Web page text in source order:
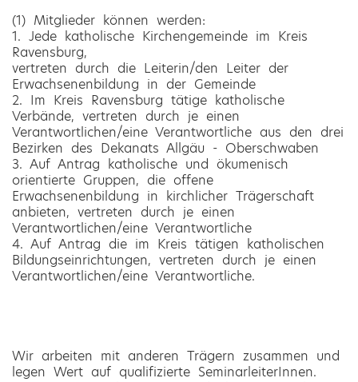
(1) Mitglieder können werden:
1. Jede katholische Kirchengemeinde im Kreis
Ravensburg,
vertreten durch die Leiterin/den Leiter der
Erwachsenenbildung in der Gemeinde
2. Im Kreis Ravensburg tätige katholische
Verbände, vertreten durch je einen
Verantwortlichen/eine Verantwortliche aus den drei
Bezirken des Dekanats Allgäu - Oberschwaben
3. Auf Antrag katholische und ökumenisch
orientierte Gruppen, die offene
Erwachsenenbildung in kirchlicher Trägerschaft
anbieten, vertreten durch je einen
Verantwortlichen/eine Verantwortliche
4. Auf Antrag die im Kreis tätigen katholischen
Bildungseinrichtungen, vertreten durch je einen
Verantwortlichen/eine Verantwortliche.
Wir arbeiten mit anderen Trägern zusammen und
legen Wert auf qualifizierte SeminarleiterInnen.